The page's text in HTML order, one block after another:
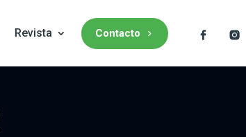
Revista Contacto